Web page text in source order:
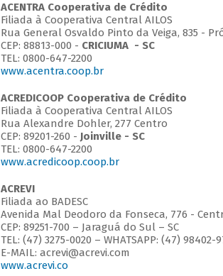
ACENTRA Cooperativa de Crédito
Filiada à Cooperativa Central AILOS
Rua General Osvaldo Pinto da Veiga, 835 -
CEP: 88813-000 - CRICIUMA - SC
TEL: 0800-647-2200
www.acentra.coop.br
ACREDICOOP Cooperativa de Crédito
Filiada à Cooperativa Central AILOS
Rua Alexandre Dohler, 277 Centro
CEP: 89201-260 - Joinville - SC
TEL: 0800-647-2200
www.acredicoop.coop.br
ACREVI
Filiada ao BADESC
Avenida Mal Deodoro da Fonseca, 776 -
CEP: 89251-700 – Jaraguá do Sul – SC
TEL: (47) 3275-0020 – WHATSAPP: (47) 98402-
E-MAIL: acrevi@acrevi.com
www.acrevi.co